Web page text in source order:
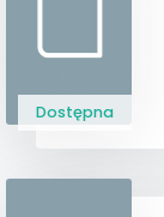
Dostępna